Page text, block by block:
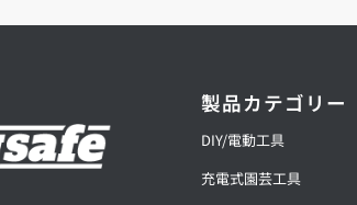
製品カテゴリー
DIY/電動工具
充電式園芸工具